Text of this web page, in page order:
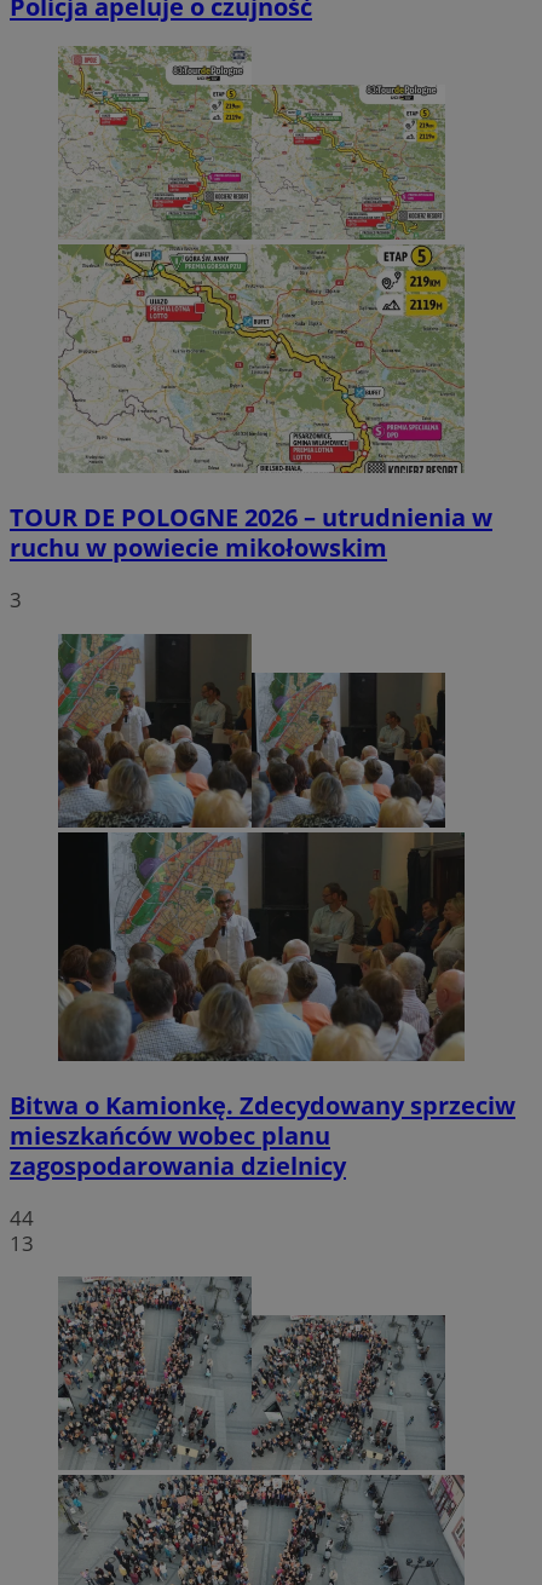
Policja apeluje o czujność
TOUR DE POLOGNE 2026 – utrudnienia w
ruchu w powiecie mikołowskim
3
Bitwa o Kamionkę. Zdecydowany sprzeciw
mieszkańców wobec planu
zagospodarowania dzielnicy
44
13